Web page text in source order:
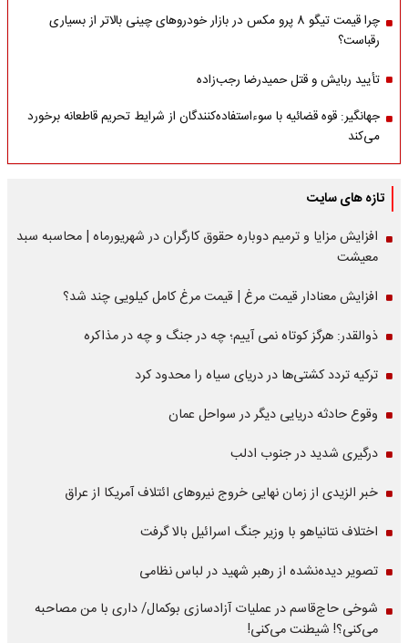
چرا قیمت تیگو 8 پرو مکس در بازار خودروهای چینی بالاتر از بسیاری
رقباست؟
تأیید ربایش و قتل حمیدرضا رجب‌زاده
جهانگیر: قوه قضائیه با سوءاستفاده‌کنندگان از شرایط تحریم قاطعانه برخورد
می‌کند
تازه های سایت
افزایش مزایا و ترمیم دوباره حقوق کارگران در شهریورماه | محاسبه سبد
معیشت
افزایش معنادار قیمت مرغ | قیمت مرغ کامل کیلویی چند شد؟
ذوالقدر: هرگز کوتاه نمی آییم؛ چه در جنگ و چه در مذاکره
ترکیه تردد کشتی‌ها در دریای سیاه را محدود کرد
وقوع حادثه دریایی دیگر در سواحل عمان
درگیری شدید در جنوب ادلب
خبر الزیدی از زمان نهایی خروج نیروهای ائتلاف آمریکا از عراق
اختلاف نتانیاهو با وزیر جنگ اسرائیل بالا گرفت
تصویر دیده‌نشده از رهبر شهید در لباس نظامی
شوخی حاج‌قاسم در عملیات آزادسازی بوکمال/ داری با من مصاحبه‌
می‌کنی؟! شیطنت می‌کنی!